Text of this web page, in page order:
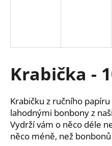
Krabička -
Krabičku z ručního
lahodnými bonbony z
Vydrží vám o něco déle
něco méně, než bonbonů
D
o
p
o